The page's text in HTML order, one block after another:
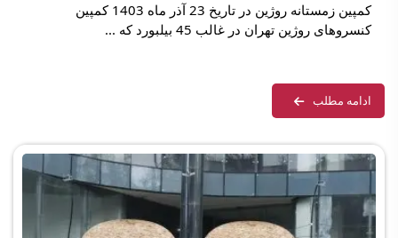
کمپین زمستانه روژین در تاریخ 23 آذر ماه 1403 کمپین
کنسروهای روژین تهران در غالب 45 بیلبورد که ...
ادامه مطلب